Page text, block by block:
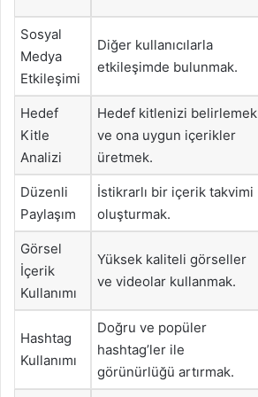
Sosyal
Medya
Etkileşimi
Diğer kullanıcılarla
etkileşimde bulunmak.
Hedef
Kitle
Analizi
Hedef kitlenizi belirlemek
ve ona uygun içerikler
üretmek.
Düzenli
Paylaşım
İstikrarlı bir içerik takvimi
oluşturmak.
Görsel
İçerik
Kullanımı
Yüksek kaliteli görseller
ve videolar kullanmak.
Hashtag
Kullanımı
Doğru ve popüler
hashtag’ler ile
görünürlüğü artırmak.